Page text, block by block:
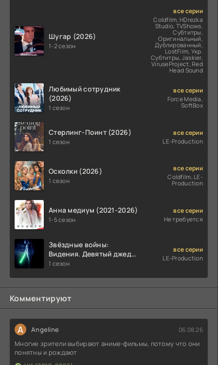
Шугар (2026)
1-2 сезон
все серии
Coldfilm, HDrezka
Studio, TVShows,
Субтитры,
Оригинальный,
Дублированный,
LostFilm, Укр.
Субтитры, Jaskier,
ViruseProject, Red
Head Sound
Любимый сотрудник
(2026)
1 сезон
все серии
Force Media,
SoftBox
Стерлинг-Поинт (2026)
1 сезон
все серии
LE-Production
Осколки (2026)
1 сезон
все серии
Coldfilm, LE-
Production
Анна медиум (2021-2026)
1-5 сезон
все серии
Не требуется
Звёздные войны:
Видения. Девятый джедай
(2026)
1 сезон
все серии
LE-Production
Комментируют
A Angeline 06.08.26
Многие зрители выбирают аниме-фильмы, потому что они
понятны и рождают